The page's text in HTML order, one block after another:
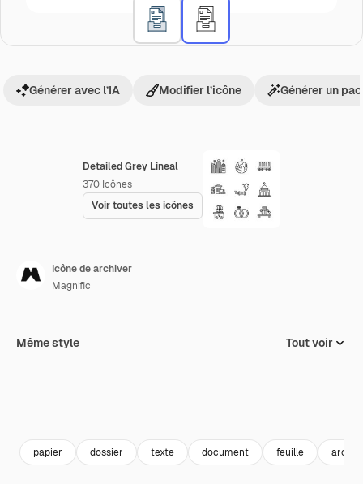
Detailed Grey Lineal
370 Icônes
Voir toutes les icônes
Générer avec l’IA Modifier l’icône Générer un
Icône de archiver
Magnific
Même style Tout voir
papier dossier texte document feuille